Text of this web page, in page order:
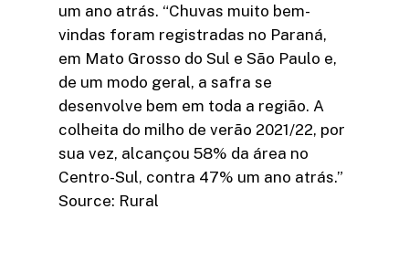
um ano atrás. “Chuvas muito bem-
vindas foram registradas no Paraná,
em Mato Grosso do Sul e São Paulo e,
de um modo geral, a safra se
desenvolve bem em toda a região. A
colheita do milho de verão 2021/22, por
sua vez, alcançou 58% da área no
Centro-Sul, contra 47% um ano atrás.”
Source: Rural